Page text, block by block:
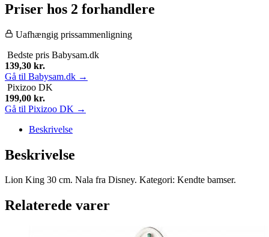
Priser hos 2 forhandlere
Uafhængig prissammenligning
Bedste pris Babysam.dk
139,30 kr.
Gå til Babysam.dk →
Pixizoo DK
199,00 kr.
Gå til Pixizoo DK →
Beskrivelse
Beskrivelse
Lion King 30 cm. Nala fra Disney. Kategori: Kendte bamser.
Relaterede varer